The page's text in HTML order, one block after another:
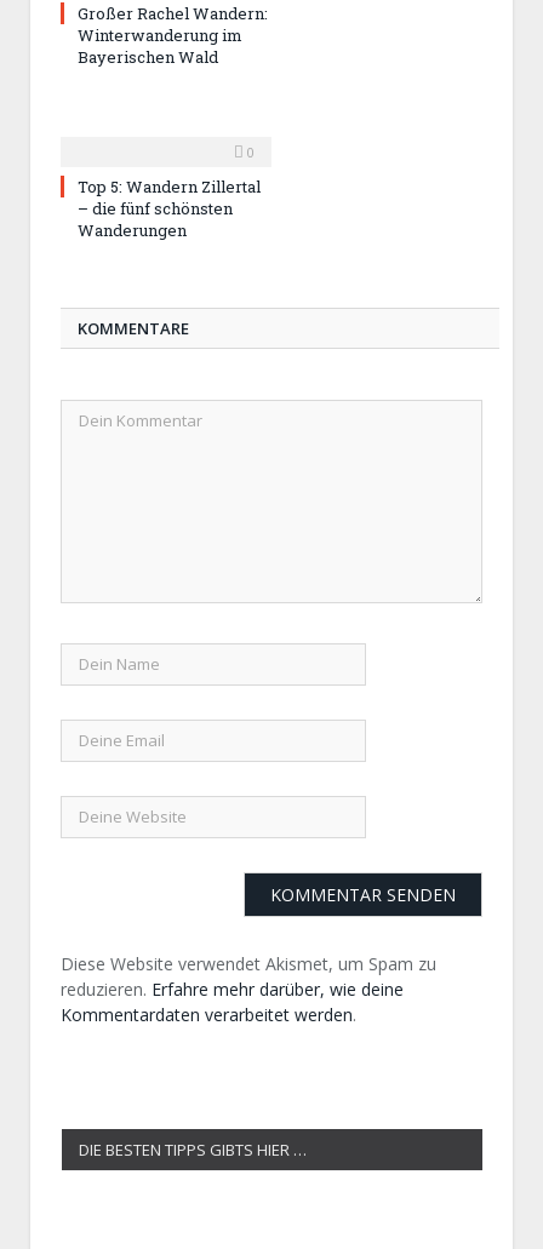
Großer Rachel Wandern:
Winterwanderung im
Bayerischen Wald
0
Top 5: Wandern Zillertal
– die fünf schönsten
Wanderungen
KOMMENTARE
Diese Website verwendet Akismet, um Spam zu
reduzieren. Erfahre mehr darüber, wie deine
Kommentardaten verarbeitet werden.
DIE BESTEN TIPPS GIBTS HIER …